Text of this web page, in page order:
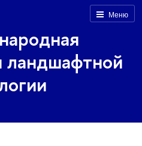
Меню
ландшафтной